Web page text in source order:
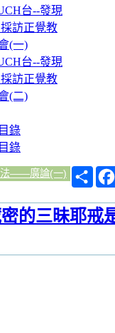
台--發現
訪正覺教
(一)
台--發現
訪正覺教
(二)
錄
錄
法——廣論(一)
分
享
的三昧耶戒